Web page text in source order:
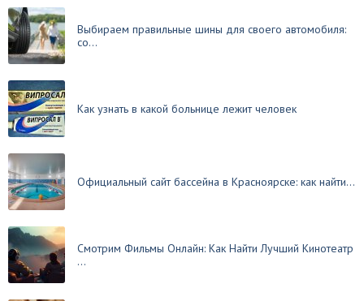
Выбираем правильные шины для своего автомобиля:
со...
Как узнать в какой больнице лежит человек
Официальный сайт бассейна в Красноярске: как найти...
Смотрим Фильмы Онлайн: Как Найти Лучший Кинотеатр
...